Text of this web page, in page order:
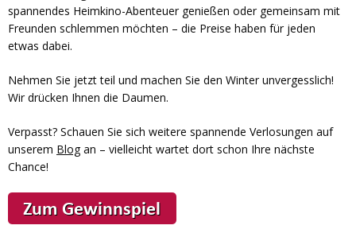
spannendes Heimkino-Abenteuer genießen oder gemeinsam mit
Freunden schlemmen möchten – die Preise haben für jeden
etwas dabei.
Nehmen Sie jetzt teil und machen Sie den Winter unvergesslich!
Wir drücken Ihnen die Daumen.
Verpasst? Schauen Sie sich weitere spannende Verlosungen auf
unserem Blogan – vielleicht wartet dort schon Ihre nächste
Chance!